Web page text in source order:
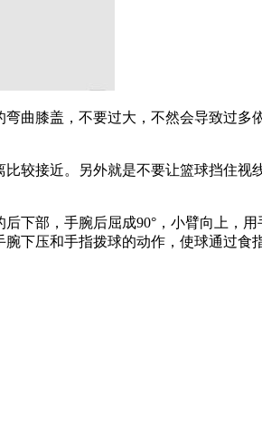
曲膝盖，不要过大，不然会导致过
较接近。另外就是不要让篮球挡住
下部，手腕后屈成90°，小臂向上，
下压和手指拨球的动作，使球通过食